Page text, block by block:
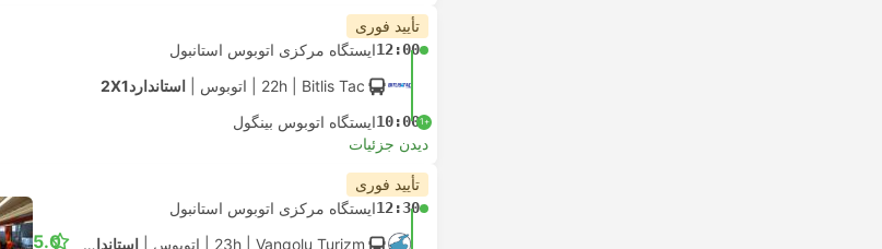
تأیید فوری
12:00ایستگاه مرکزی اتوبوس استانبول
22h | Bitlis Tac اتوبوس استاندارد2X1
+1
10:00ایستگاه اتوبوس بینگول
دیدن جزئیات
تأیید فوری
12:30ایستگاه مرکزی اتوبوس استانبول
23h | Vangolu Turizm اتوبوس استاندارد2X1 5.0